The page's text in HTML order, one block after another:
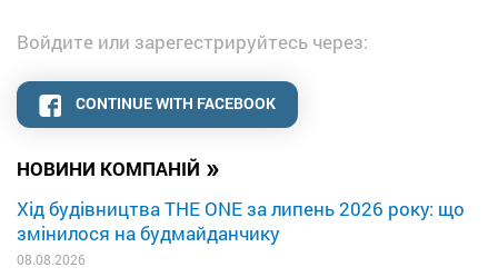
НОВИНИ КОМПАНІЙ »
Хід будівництва THE ONE за липень 2026 року: що
змінилося на будмайданчику
08.08.2026
Войдите или зарегестрируйтесь через:
CONTINUE WITH FACEBOOK